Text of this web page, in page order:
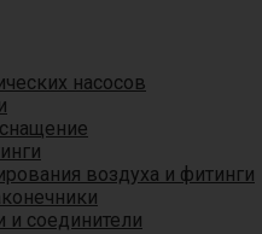
насосов
воздуха и фитинги
соединители